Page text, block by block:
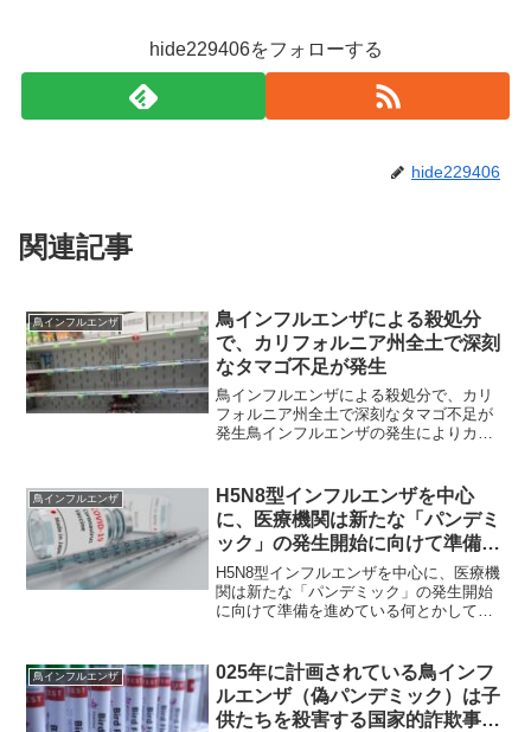
hide229406をフォローする
hide229406
関連記事
鳥インフルエンザ
鳥インフルエンザによる殺処分
で、カリフォルニア州全土で深刻
なタマゴ不足が発生
鳥インフルエンザによる殺処分で、カリ
フォルニア州全土で深刻なタマゴ不足が
発生鳥インフルエンザの発生によりカリ
させているだけでなく、カリフォルニア
全土で卵不足を引き起こし...
鳥インフルエンザ
H5N8型インフルエンザを中心
に、医療機関は新たな「パンデミ
ック」の発生開始に向けて準備を
進めている
H5N8型インフルエンザを中心に、医療機
関は新たな「パンデミック」の発生開始
に向けて準備を進めている何とかしてパ
がCOVIDワクチンと同様にmRNA鳥イン
フルエ...
鳥インフルエンザ
025年に計画されている鳥インフ
ルエンザ（偽パンデミック）は子
供たちを殺害する国家的詐欺事件